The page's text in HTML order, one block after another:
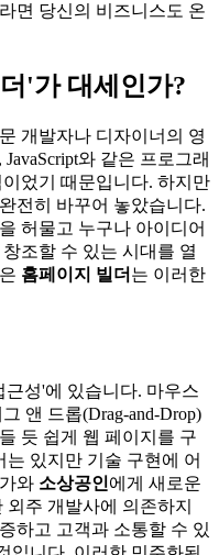
면 당신의 비즈니스도 온
'가 대세인가?
개발자나 디자이너의 영
와 같은 프로그래
었기 때문입니다. 하지만
전히 바꾸어 놓았습니다.
허물고 누구나 아이디어
조할 수 있는 시대를 열
홈페이지 빌더 는 이러한
성'에 있습니다. 마우스
앤 드롭(Drag-and-Drop)
듯 쉽게 웹 페이지를 구
있지만 기술 구현에 어
와 소상공인에게 새로운
주 개발사에 의존하지
하고 고객과 소통할 수 있